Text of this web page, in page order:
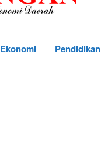
Ekonomi Pendidikan